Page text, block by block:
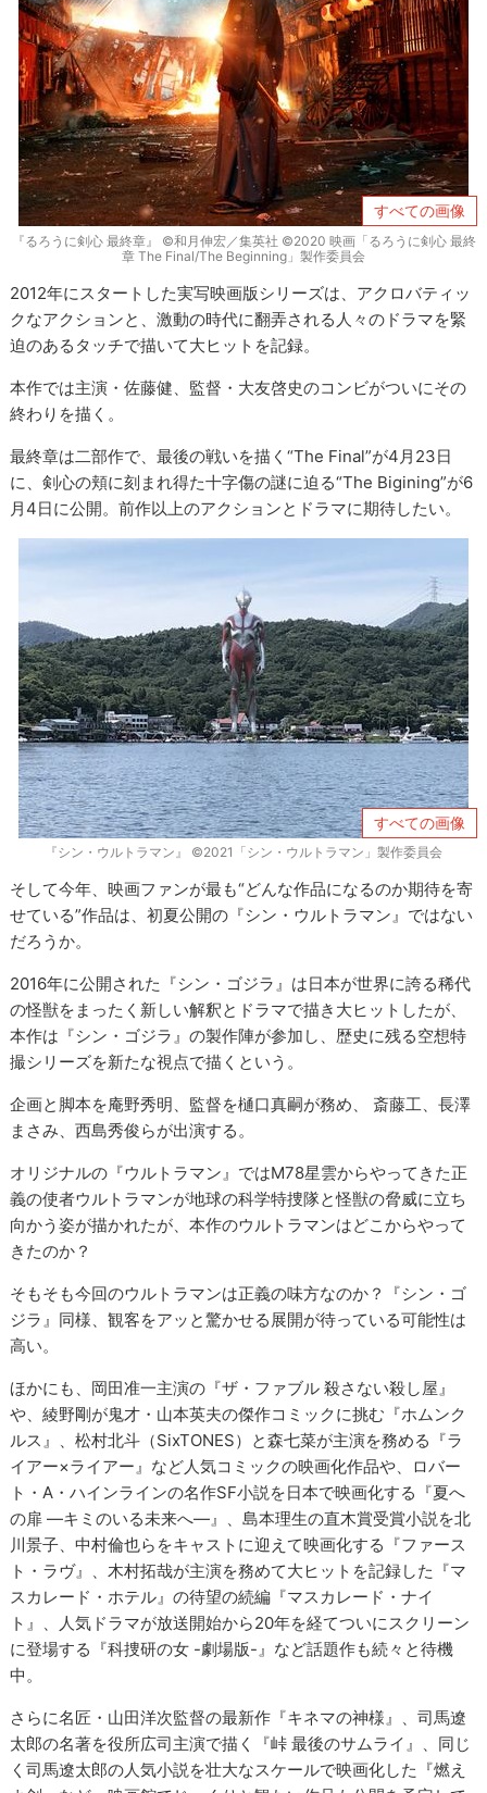
すべての画像
『るろうに剣心 最終章』 ©和月伸宏／集英社 ©2020 映画「るろうに剣心 最終
章 The Final/The Beginning」製作委員会
2012年にスタートした実写映画版シリーズは、アクロバティッ
クなアクションと、激動の時代に翻弄される人々のドラマを緊
迫のあるタッチで描いて大ヒットを記録。
本作では主演・佐藤健、監督・大友啓史のコンビがついにその
終わりを描く。
最終章は二部作で、最後の戦いを描く“The Final”が4月23日
に、剣心の頬に刻まれ得た十字傷の謎に迫る“The Bigining”が6
月4日に公開。前作以上のアクションとドラマに期待したい。
すべての画像
『シン・ウルトラマン』 ©2021「シン・ウルトラマン」製作委員会
そして今年、映画ファンが最も“どんな作品になるのか期待を寄
せている”作品は、初夏公開の『シン・ウルトラマン』ではない
だろうか。
2016年に公開された『シン・ゴジラ』は日本が世界に誇る稀代
の怪獣をまったく新しい解釈とドラマで描き大ヒットしたが、
本作は『シン・ゴジラ』の製作陣が参加し、歴史に残る空想特
撮シリーズを新たな視点で描くという。
企画と脚本を庵野秀明、監督を樋口真嗣が務め、 斎藤工、長澤
まさみ、西島秀俊らが出演する。
オリジナルの『ウルトラマン』ではM78星雲からやってきた正
義の使者ウルトラマンが地球の科学特捜隊と怪獣の脅威に立ち
向かう姿が描かれたが、本作のウルトラマンはどこからやって
きたのか？
そもそも今回のウルトラマンは正義の味方なのか？『シン・ゴ
ジラ』同様、観客をアッと驚かせる展開が待っている可能性は
高い。
ほかにも、岡田准一主演の『ザ・ファブル 殺さない殺し屋』
や、綾野剛が鬼才・山本英夫の傑作コミックに挑む『ホムンク
ルス』、松村北斗（SixTONES）と森七菜が主演を務める『ラ
イアー×ライアー』など人気コミックの映画化作品や、ロバー
ト・A・ハインラインの名作SF小説を日本で映画化する『夏へ
の扉 ―キミのいる未来へ―』、島本理生の直木賞受賞小説を北
川景子、中村倫也らをキャストに迎えて映画化する『ファース
ト・ラヴ』、木村拓哉が主演を務めて大ヒットを記録した『マ
スカレード・ホテル』の待望の続編『マスカレード・ナイ
ト』、人気ドラマが放送開始から20年を経てついにスクリーン
に登場する『科捜研の女 -劇場版-』など話題作も続々と待機
中。
さらに名匠・山田洋次監督の最新作『キネマの神様』、司馬遼
太郎の名著を役所広司主演で描く『峠 最後のサムライ』、同じ
く司馬遼太郎の人気小説を壮大なスケールで映画化した『燃え